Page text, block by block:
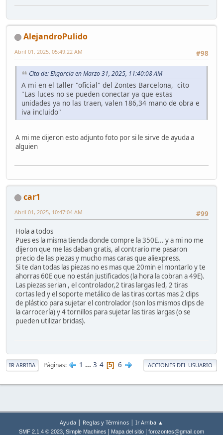
AlejandroPulido
#98
Abril 01, 2025, 05:49:22 AM
Cita de: Ekgarcia en Marzo 31, 2025, 11:40:08 AM
A mi en el taller "oficial" del Zontes Barcelona, cito
"Las luces no se pueden conectar ya que estas
unidades ya no las traen, valen 186,34 mano de obra e
iva incluido"
A mi me dijeron esto adjunto foto por si le sirve de ayuda a
alguien
car1
#99
Abril 01, 2025, 10:47:04 AM
Hola a todos
Pues es la misma tienda donde compre la 350E... y a mi no me
dijeron que me las daban gratis, al contrario me pasaron
precio de las piezas y mucho mas caras que aliexpress.
Si te dan todas las piezas no es mas que 20min el montarlo y te
ahorras 60E que no están justificados (la hora la cobran a 49E).
Las piezas serian , el controlador,2 tiras largas led, 2 tiras
cortas led y el soporte metálico de las tiras cortas mas 2 clips
de plástico para sujetar el controlador (son los mismos clips de
la carrocería) y 4 tornillos para sujetar las tiras largas (o se
pueden utilizar bridas).
IR ARRIBA Páginas 1 ... 3 4 5 6 ACCIONES DEL USUARIO
Ayuda | Reglas y Términos | Ir Arriba ▲
SMF 2.1.4 © 2023, Simple Machines Mapa del sitio forozontes@gmail.com